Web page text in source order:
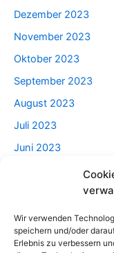
Wir verwenden
speichern und/oder
Erlebnis zu verbessern
Dezember 2023
November 2023
Oktober 2023
September 2023
August 2023
Juli 2023
Juni 2023
Categories